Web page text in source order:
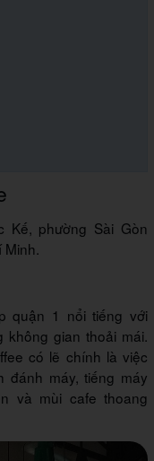
Kế, phường Sài Gòn
Minh.
quận 1 nổi tiếng với
không gian thoải mái.
có lẽ chính là việc
đánh máy, tiếng máy
và mùi cafe thoang